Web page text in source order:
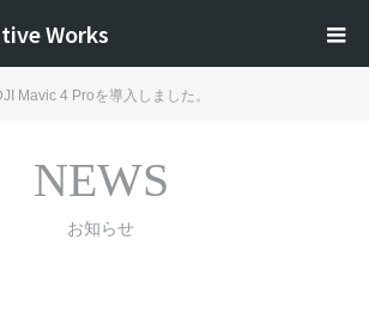
Works
Mavic 4 Proを導入しました。
NEWS
お知らせ